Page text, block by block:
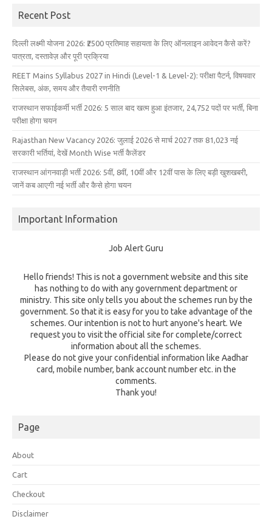
Recent Post
दिल्ली लक्ष्मी योजना 2026: ₹2500 प्रतिमाह सहायता के लिए ऑनलाइन आवेदन कैसे करें?
पात्रता, दस्तावेज़ और पूरी प्रक्रिया
REET Mains Syllabus 2027 in Hindi (Level-1 & Level-2): परीक्षा पैटर्न, विषयवार
सिलेबस, अंक, समय और तैयारी रणनीति
राजस्थान सफाईकर्मी भर्ती 2026: 5 साल बाद खत्म हुआ इंतजार, 24,752 पदों पर भर्ती, बिना
परीक्षा होगा चयन
Rajasthan New Vacancy 2026: जुलाई 2026 से मार्च 2027 तक 81,023 नई
सरकारी भर्तियां, देखें Month Wise भर्ती कैलेंडर
राजस्थान आंगनवाड़ी भर्ती 2026: 5वीं, 8वीं, 10वीं और 12वीं पास के लिए बड़ी खुशखबरी,
जानें कब आएगी नई भर्ती और कैसे होगा चयन
Important Information
Job Alert Guru
Hello friends! This is not a government website and this site
has nothing to do with any government department or
ministry. This site only tells you about the schemes run by the
government. So that it is easy for you to take advantage of the
schemes. Our intention is not to hurt anyone's heart. We
request you to visit the official site for complete/correct
information about all the schemes.
Please do not give your confidential information like Aadhar
card, mobile number, bank account number etc. in the
comments.
Thank you!
Page
About
Cart
Checkout
Disclaimer